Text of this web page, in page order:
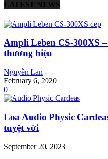
LATEST NEWS
Ampli Leben CS-300XS
thương hiệu
Nguyễn Lan -
February 6, 2020
0
Loa Audio Physic
tuyệt vời
September 20, 2023